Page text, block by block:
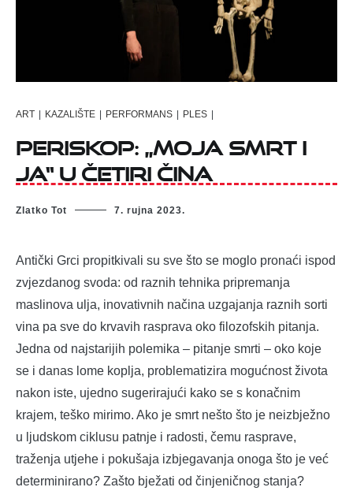
ART | KAZALIŠTE | PERFORMANS | PLES |
Periskop: „Moja smrt i
ja“ u četiri čina
Zlatko Tot 7. rujna 2023.
Antički Grci propitkivali su sve što se moglo pronaći ispod
zvjezdanog svoda: od raznih tehnika pripremanja
maslinova ulja, inovativnih načina uzgajanja raznih sorti
vina pa sve do krvavih rasprava oko filozofskih pitanja.
Jedna od najstarijih polemika – pitanje smrti – oko koje
se i danas lome koplja, problematizira mogućnost života
nakon iste, ujedno sugerirajući kako se s konačnim
krajem, teško mirimo. Ako je smrt nešto što je neizbježno
u ljudskom ciklusu patnje i radosti, čemu rasprave,
traženja utjehe i pokušaja izbjegavanja onoga što je već
determinirano? Zašto bježati od činjeničnog stanja?